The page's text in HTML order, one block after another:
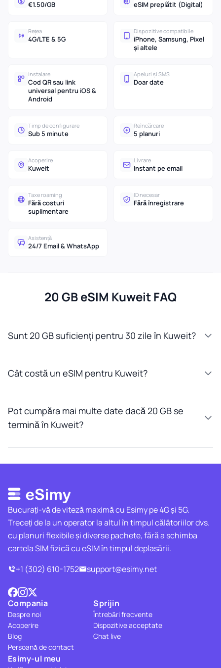
€1.50/GB eSIM preplătit (Digital)
Rețea
4G/LTE & 5G
Dispozitive compatibile
iPhone, Samsung, Pixel
și altele
Instalare
Cod QR sau link
universal pentru iOS &
Android
Apeluri și SMS
Doar date
Timp de configurare
Sub 5 minute
Reîncărcare
5 planuri
Acoperire
Kuweit
Livrare
Instant pe email
Taxe roaming
Fără costuri
suplimentare
ID necesar
Fără înregistrare
Asistență
24/7 Email & WhatsApp
20 GB eSIM Kuweit FAQ
Sunt 20 GB suficienți pentru 30 zile în Kuweit?
Cât costă un eSIM pentru Kuweit?
Pot cumpăra mai multe date dacă 20 GB se
termină în Kuweit?
Bucurați-vă de viteză maximă cu Esimy pe 4G și 5G.
Treceți de la un operator la altul în timpul călătoriilor dvs.
cu planuri flexibile și diverse pachete, fără a schimba
cartela SIM fizică cu eSIM în timpul deplasării.
+1 (302) 610-1752
support@esimy.net
Compania
Despre noi
Acoperire
Blog
Persoană de contact
Sprijin
Întrebări frecvente
Dispozitive acceptate
Chat live
Esimy-ul meu